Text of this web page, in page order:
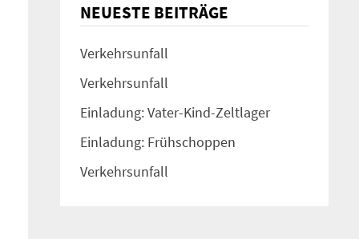
NEUESTE BEITRÄGE
Verkehrsunfall
Verkehrsunfall
Einladung: Vater-Kind-Zeltlager
Einladung: Frühschoppen
Verkehrsunfall